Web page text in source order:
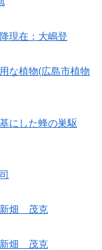
現在：大嶋登
な植物(広島市植物
にした蜂の巣駆
新畑 茂克
新畑 茂克